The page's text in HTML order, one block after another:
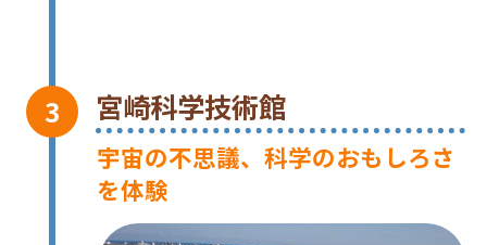
宮崎科学技術館
宇宙の不思議、科学のおもしろさ
を体験